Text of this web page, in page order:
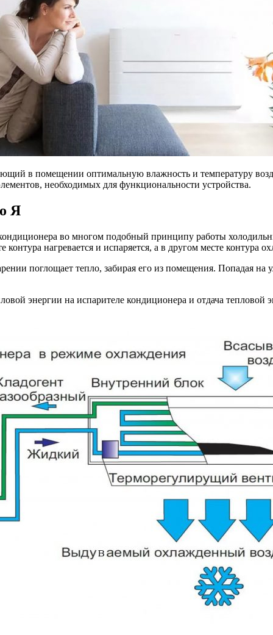
в помещении оптимальную влажность и температуру
необходимых для функциональности устройства.
Я
во многом подобный принципу работы
нагревается и испаряется, а в другом месте контура
поглощает тепло, забирая его из помещения. Попадая на
энергии на испарителе кондиционера и отдача тепловой